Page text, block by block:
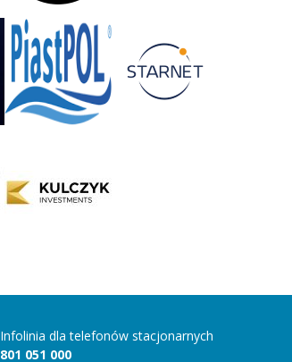
Infolinia dla telefonów stacjonarnych
801 051 000